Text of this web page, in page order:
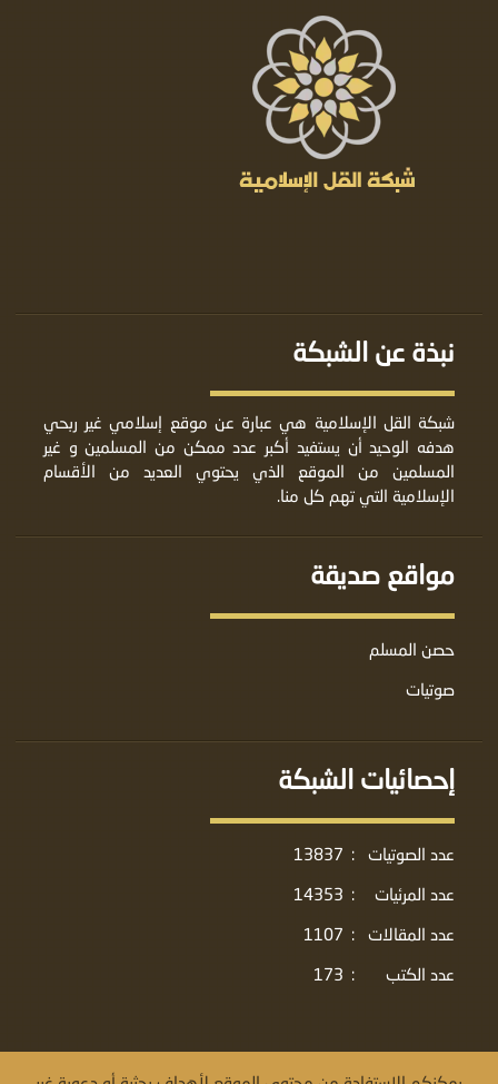
نبذة عن الشبكة
شبكة القل الإسلامية هي عبارة عن موقع إسلامي غير ربحي
هدفه الوحيد أن يستفيد أكبر عدد ممكن من المسلمين و غير
المسلمين من الموقع الذي يحتوي العديد من الأقسام
الإسلامية التي تهم كل منا.
مواقع صديقة
حصن المسلم
صوتيات
إحصائيات الشبكة
عدد الصوتيات :
13837
عدد المرئيات
:
14353
عدد المقالات
:
1107
عدد الكتب
:
173